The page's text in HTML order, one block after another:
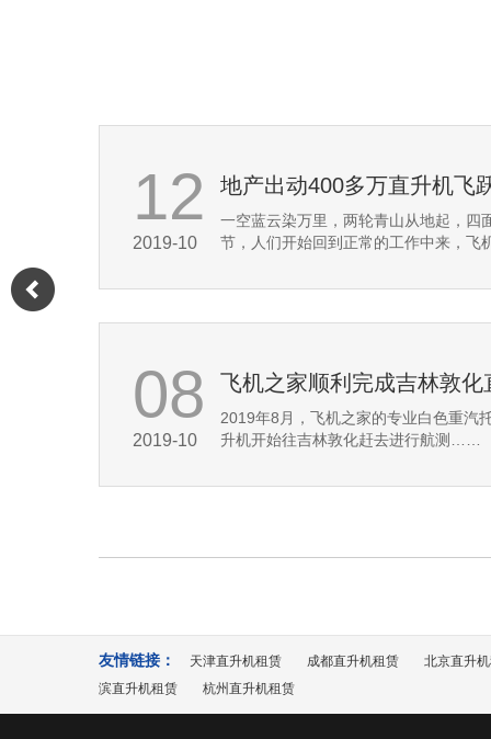
08
2016-03
机场线有望2013年通车 南
现在,大家可以少等一年了,根据记者昨
场线有可能提前到2013年建成通车……
08
2019-11
福建龙岩旅游景区租直升机
2019年10月，福建龙岩市某个旅游景
动。旅程大约有6到12分钟，游客……
友情链接： 天津直升机租赁 成都直升机租赁
北京直升
滨直升机租赁
杭州直升机租赁